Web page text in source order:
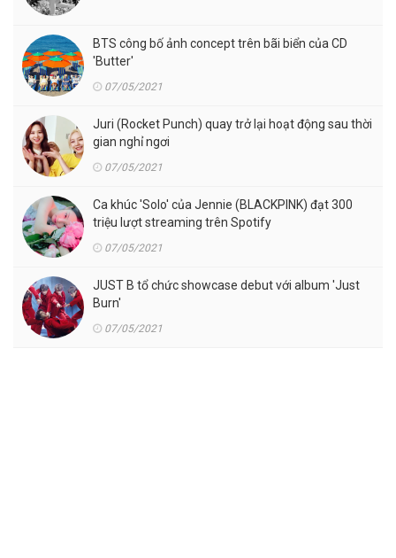
BTS công bố ảnh concept trên bãi biển của CD
'Butter'
07/05/2021
Juri (Rocket Punch) quay trở lại hoạt động sau thời
gian nghỉ ngơi
07/05/2021
Ca khúc 'Solo' của Jennie (BLACKPINK) đạt 300
triệu lượt streaming trên Spotify
07/05/2021
JUST B tổ chức showcase debut với album 'Just
Burn'
07/05/2021